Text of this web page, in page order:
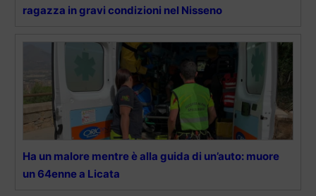
ragazza in gravi condizioni nel Nisseno
Ha un malore mentre è alla guida di un’auto: muore
un 64enne a Licata